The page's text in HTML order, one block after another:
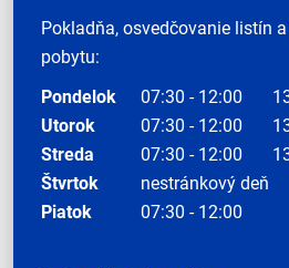
Pokladňa, osvedčovanie listín
pobytu:
Pondelok
07:30 - 12:00
Utorok
07:30 - 12:00
Streda
07:30 - 12:00
Štvrtok
nestránkový deň
Piatok
07:30 - 12:00